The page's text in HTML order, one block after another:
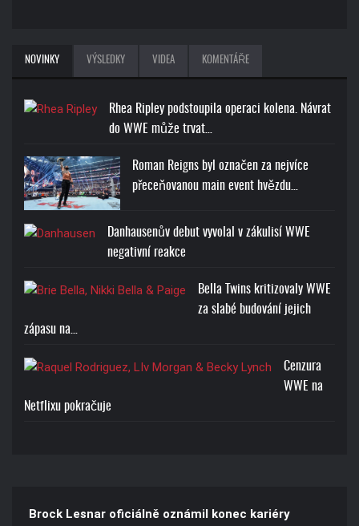
NOVINKY VÝSLEDKY VIDEA KOMENTÁŘE
Rhea Ripley podstoupila operaci kolena. Návrat
do WWE může trvat…
Roman Reigns byl označen za nejvíce
přeceňovanou main event hvězdu…
Danhausenův debut vyvolal v zákulisí WWE
negativní reakce
Bella Twins kritizovaly WWE
za slabé budování jejich
zápasu na…
Cenzura
WWE na
Netflixu pokračuje
Brock Lesnar oficiálně oznámil konec kariéry